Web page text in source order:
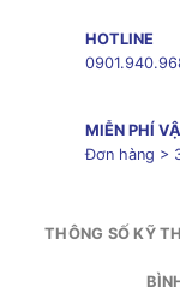
HOTLINE
MIỄN PHÍ
Đơn hàng >
THÔNG SỐ KỸ